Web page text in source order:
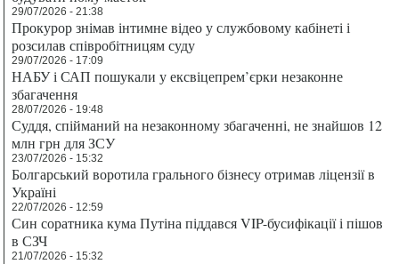
29/07/2026 - 21:38
Прокурор знімав інтимне відео у службовому кабінеті і
розсилав співробітницям суду
29/07/2026 - 17:09
НАБУ і САП пошукали у ексвіцепрем’єрки незаконне
збагачення
28/07/2026 - 19:48
Суддя, спійманий на незаконному збагаченні, не знайшов 12
млн грн для ЗСУ
23/07/2026 - 15:32
Болгарський воротила грального бізнесу отримав ліцензії в
Україні
22/07/2026 - 12:59
Син соратника кума Путіна піддався VIP-бусифікації і пішов
в СЗЧ
21/07/2026 - 15:32